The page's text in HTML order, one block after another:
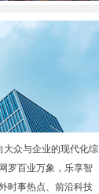
大众与企业的现代化综
罗百业万象，乐享智
时事热点、前沿科技